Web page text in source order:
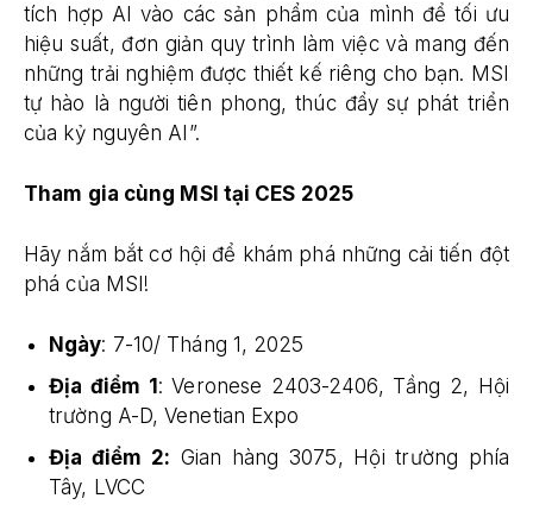
tích hợp AI vào các sản phẩm của mình để tối ưu
hiệu suất, đơn giản quy trình làm việc và mang đến
những trải nghiệm được thiết kế riêng cho bạn. MSI
tự hào là người tiên phong, thúc đẩy sự phát triển
của kỷ nguyên AI”.
Tham gia cùng MSI tại CES 2025
Hãy nắm bắt cơ hội để khám phá những cải tiến đột
phá của MSI!
Ngày: 7-10/ Tháng 1, 2025
Địa điểm 1: Veronese 2403-2406, Tầng 2, Hội
trường A-D, Venetian Expo
Địa điểm 2: Gian hàng 3075, Hội trường phía
Tây, LVCC